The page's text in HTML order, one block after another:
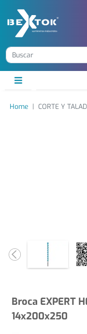
Home CORTE Y
Broca EXPERT
14x200x250